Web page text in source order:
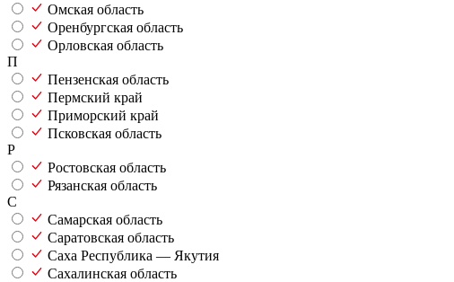
Омская область
Оренбургская область
Орловская область
П
Пензенская область
Пермский край
Приморский край
Псковская область
Р
Ростовская область
Рязанская область
С
Самарская область
Саратовская область
Саха Республика — Якутия
Сахалинская область